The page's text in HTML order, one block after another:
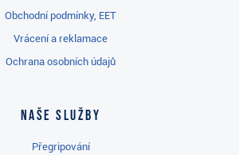
Obchodní podmínky, EET
Vrácení a reklamace
Ochrana osobních údajů
Naše služby
Přegripování